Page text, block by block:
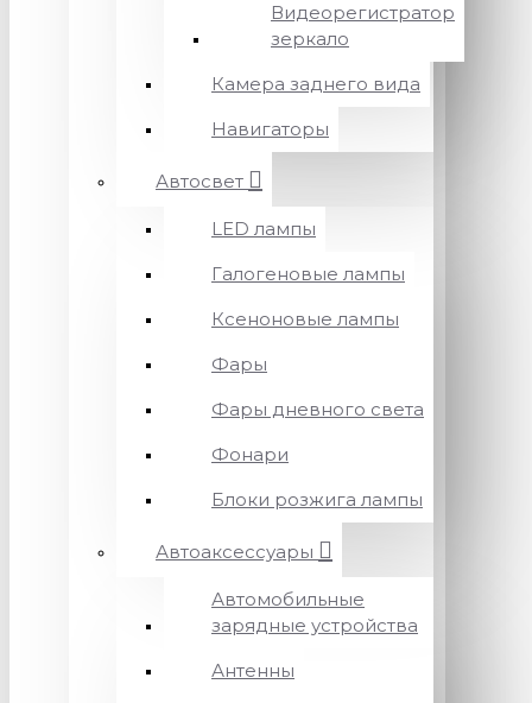
Видеорегистратор
зеркало
Камера заднего вида
Навигаторы
Автосвет
LED лампы
Галогеновые лампы
Ксеноновые лампы
Фары
Фары дневного света
Фонари
Блоки розжига лампы
Автоаксессуары
Автомобильные
зарядные устройства
Антенны